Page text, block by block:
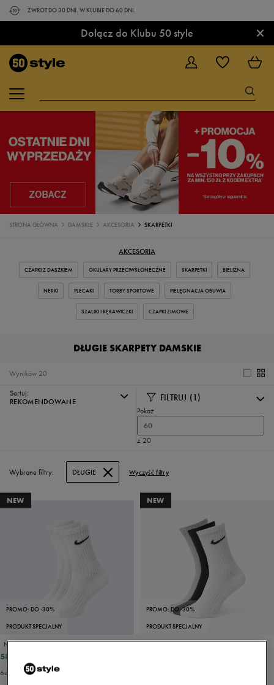
ZWROT DO 30 DNI. W KLUBIE DO 60 DNI.
Dołącz do Klubu 50 style ×
STRONA GŁÓWNA DAMSKIE AKCESORIA SKARPETKI
AKCESORIA
CZAPKI Z DASZKIEM OKULARY PRZECIWSŁONECZNE SKARPETKI BIELIZNA
NERKI PLECAKI TORBY SPORTOWE PIELĘGNACJA OBUWIA
SZALIKI I RĘKAWICZKI CZAPKI ZIMOWE
DŁUGIE SKARPETY DAMSKIE
20
Wyników
Sortuj:
REKOMENDOWANE
FILTRUJ (1)
Pokaż
60
z 20
Wybrane filtry: DŁUGIE Wyczyść filtry
NEW
PROMO: DO -30%
PRODUKT SPECJALNY
NIKE SKARPETY 3PPK VALUE COTTON CREW
58,49 zł
64,99 zł- najniższa cena
NEW
PROMO: DO -30%
PRODUKT SPECJALNY
NIKE SKARPETY 3PPK VALUE COTTON CREW